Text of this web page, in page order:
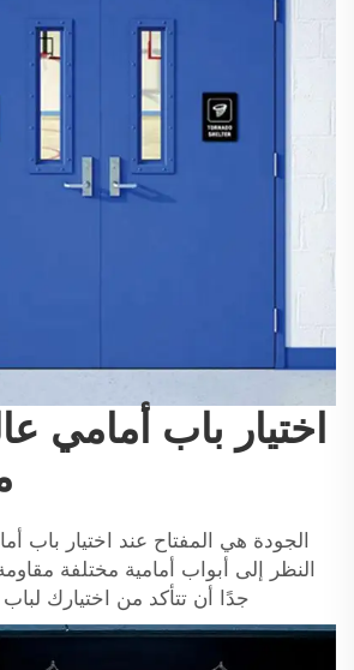
اختيار باب أمامي
الجودة هي المفتاح عند اختيار باب
النظر إلى أبواب أمامية مختلفة
جدًا أن تتأكد من اختيارك